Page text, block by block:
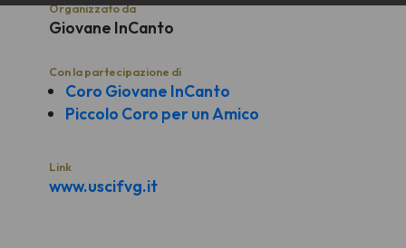
Organizzato da
Giovane InCanto
Con la partecipazione di
Coro Giovane InCanto
Piccolo Coro per un Amico
Link
www.uscifvg.it